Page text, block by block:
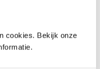
cookies. Bekijk onze